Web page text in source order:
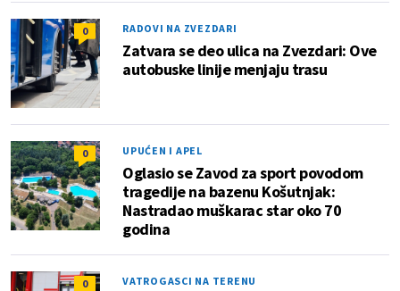
0 RADOVI NA ZVEZDARI
Zatvara se deo ulica na Zvezdari: Ove
autobuske linije menjaju trasu
0 UPUĆEN I APEL
Oglasio se Zavod za sport povodom
tragedije na bazenu Košutnjak:
Nastradao muškarac star oko 70
godina
0 VATROGASCI NA TERENU